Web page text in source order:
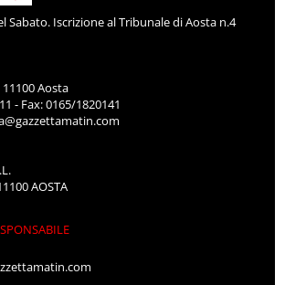
Sabato. Iscrizione al Tribunale di Aosta n.4
11100 Aosta
- Fax: 0165/1820141
AOSTA